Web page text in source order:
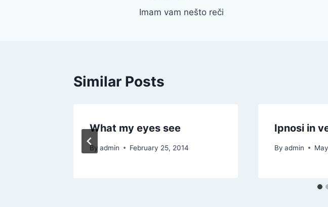
navigation
Imam vam nešto reči
Similar Posts
What my eyes see
By admin February 25, 2014
Ipnosi in
By admin